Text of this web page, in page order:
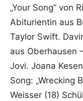
„Your Song“ von
Abiturientin aus
Taylor Swift.
aus Oberhausen
Jovi. Joana
Song: „Wrecking
Weisser (18)